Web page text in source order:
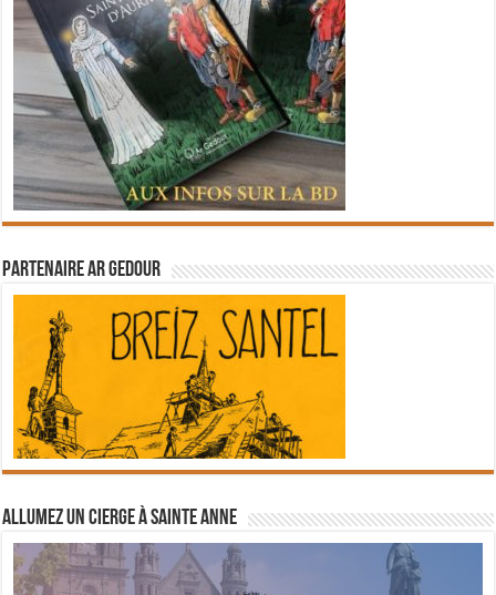
Partenaire Ar Gedour
Allumez un cierge à Sainte Anne